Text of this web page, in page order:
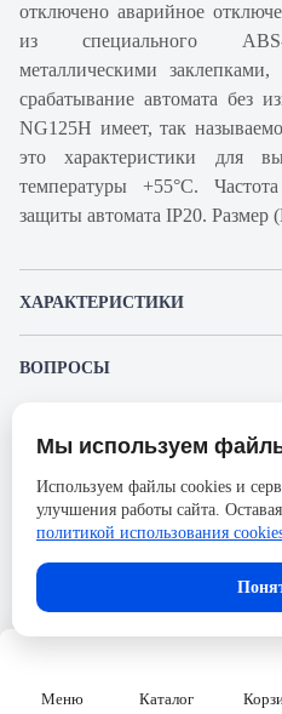
Меню Каталог
отключено аварийное
из специального ABS-
металлическими заклепками,
срабатывание автомата без
NG125H имеет, так
это характеристики для
температуры +55°С.
защиты автомата IP20.
ХАРАКТЕРИСТИКИ
Производитель
Серия
Номинальный ток
Напряжение, В
Количество полюсов
ВОПРОСЫ
Пожалуйста,
возможность оставлять
Представленные изображения и
без предварительного уведомления.
ответственности в случае не
размещённым в карточке товара.
Мы используем
Используем файлы cookies и
улучшения работы сайта.
политикой использования